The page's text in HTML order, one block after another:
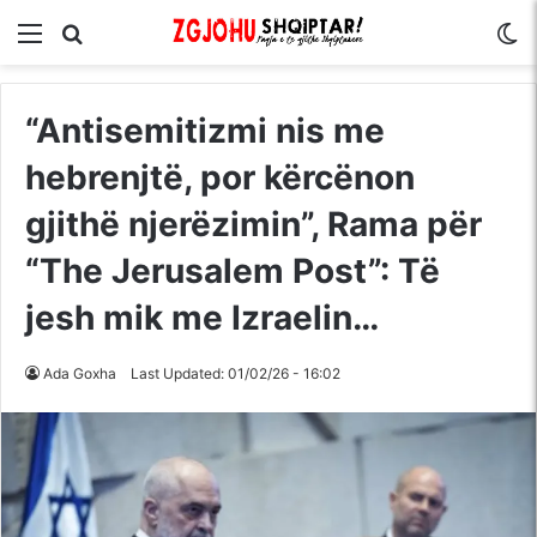
Menu
“Antisemitizmi nis me
hebrenjtë, por kërcënon
gjithë njerëzimin”, Rama për
“The Jerusalem Post”: Të
jesh mik me Izraelin…
Ada Goxha Last Updated: 01/02/26 - 16:02